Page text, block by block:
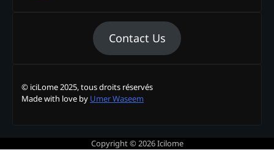
Contact Us
© iciLome 2025, tous droits réservés
Made with love by Umer Waseem
Copyright © 2026Icilome